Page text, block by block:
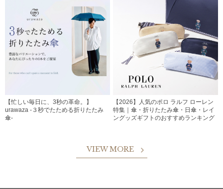
【忙しい毎日に、3秒の革命。】
urawaza -３秒でたためる折りたたみ
傘-
【2026】人気のポロ ラルフ ローレン
特集｜傘・折りたたみ傘・日傘・レイ
ングッズギフトのおすすめランキング
VIEW MORE